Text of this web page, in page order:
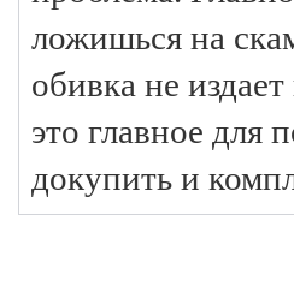
ложишься на
обивка не
это главное для
докупить и